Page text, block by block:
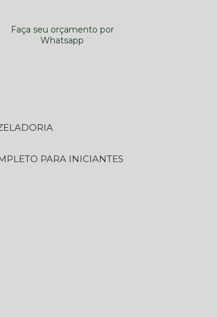
Faça seu orçamento por
Whatsapp
ZELADORIA
PARA INICIANTES